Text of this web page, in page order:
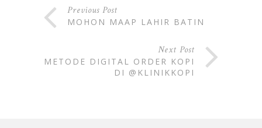
Previous Post
MOHON MAAP LAHIR BATIN
Next Post
METODE DIGITAL ORDER KOPI
DI @KLINIKKOPI